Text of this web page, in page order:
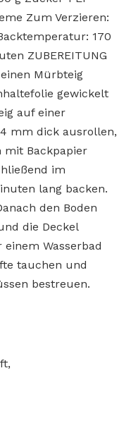
Zum Verzieren:
170
ZUBEREITUNG
Mürbteig
gewickelt
auf einer
mm dick ausrollen,
mit Backpapier
im
lang backen.
den Boden
die Deckel
Wasserbad
tauchen und
bestreuen.